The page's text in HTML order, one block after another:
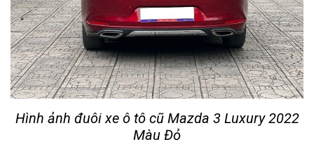
Hình ảnh đuôi xe ô tô cũ Mazda 3 Luxury 2022
Màu Đỏ